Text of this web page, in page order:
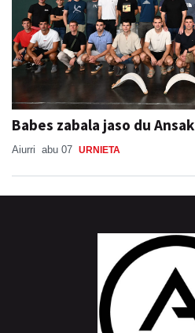
Babes zabala jaso du Ansak
Aiurri abu 07 URNIETA